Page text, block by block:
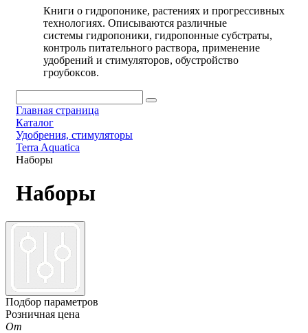
Книги о гидропонике, растениях и прогрессивных
технологиях. Описываются различные
системы гидропоники, гидропонные субстраты,
контроль питательного раствора, применение
удобрений и стимуляторов, обустройство
гроубоксов.
Главная страница
Каталог
Удобрения, стимуляторы
Terra Aquatica
Наборы
Наборы
Подбор параметров
Розничная цена
От